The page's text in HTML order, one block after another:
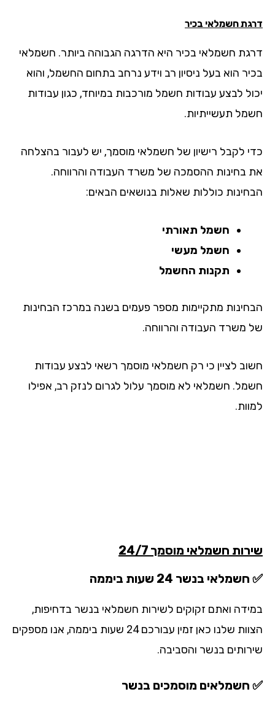
חשמלאי בכיר
חשמלאי בכיר היא הדרגה הגבוהה ביותר. חשמלאי
הוא בעל ניסיון רב וידע נרחב בתחום החשמל, והוא
לבצע עבודות חשמל מורכבות במיוחד, כגון עבודות
תעשייתיות.
לקבל רישיון של חשמלאי מוסמך, יש לעבור בהצלחה
בחינות ההסמכה של משרד העבודה והרווחה.
כוללות שאלות בנושאים הבאים:
חשמל תאורתי
חשמל מעשי
תקנות החשמל
מתקיימות מספר פעמים בשנה במרכז הבחינות
משרד העבודה והרווחה.
לציין כי רק חשמלאי מוסמך רשאי לבצע עבודות
חשמלאי לא מוסמך עלול לגרום לנזק רב, אפילו
חשמלאי מוסמך 24/7
בנשר 24 שעות ביממה
ואתם זקוקים לשירות חשמלאי בנשר בדחיפות,
הצוות שלנו כאן זמין עבורכם 24 שעות ביממה, אנו מספקים
בנשר והסביבה.
חשמלאים מוסמכים בנשר